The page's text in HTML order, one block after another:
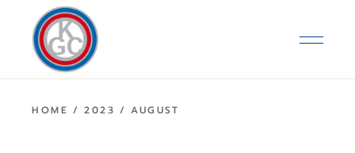
content
HOME 2023 AUGUST